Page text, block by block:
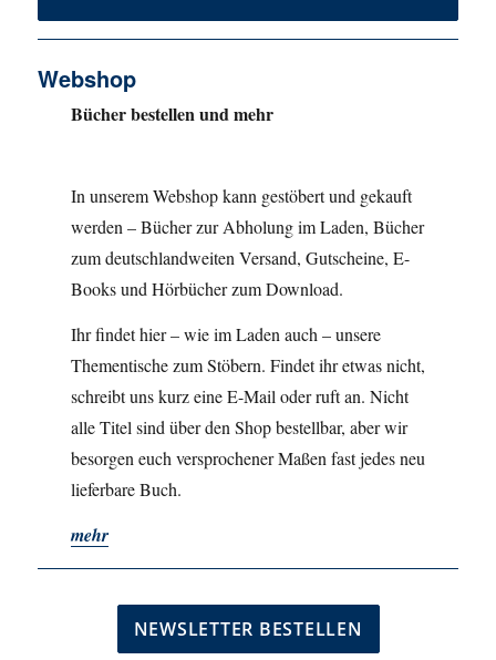
Webshop
Bücher bestellen und mehr
In unserem Webshop kann gestöbert und gekauft
werden – Bücher zur Abholung im Laden, Bücher
zum deutschlandweiten Versand, Gutscheine, E-
Books und Hörbücher zum Download.
Ihr findet hier – wie im Laden auch – unsere
Thementische zum Stöbern. Findet ihr etwas nicht,
schreibt uns kurz eine E-Mail oder ruft an. Nicht
alle Titel sind über den Shop bestellbar, aber wir
besorgen euch versprochener Maßen fast jedes neu
lieferbare Buch.
mehr